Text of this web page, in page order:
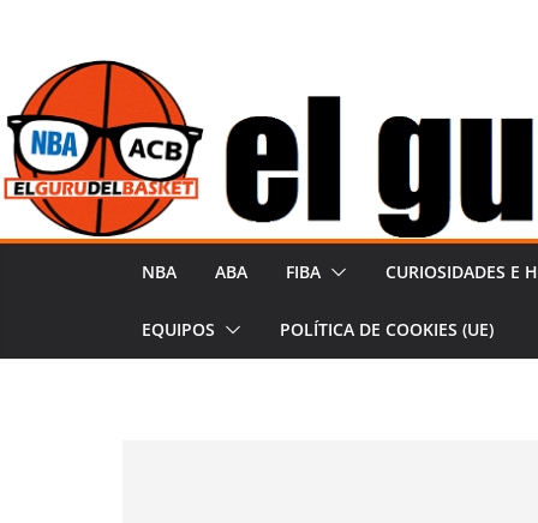
contenido
NBA ABA FIBA CURIOSIDADES E
EQUIPOS POLÍTICA DE COOKIES (UE)